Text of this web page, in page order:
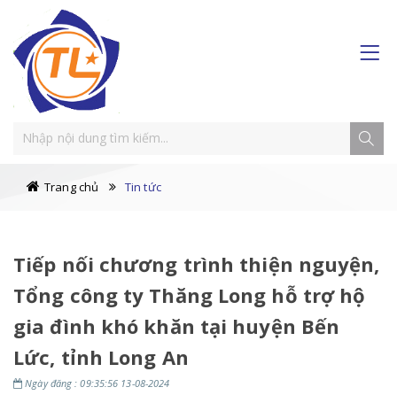
Trang chủ Tin tức
Tiếp nối chương trình thiện nguyện,
Tổng công ty Thăng Long hỗ trợ hộ
gia đình khó khăn tại huyện Bến
Lức, tỉnh Long An
Ngày đăng : 09:35:56 13-08-2024